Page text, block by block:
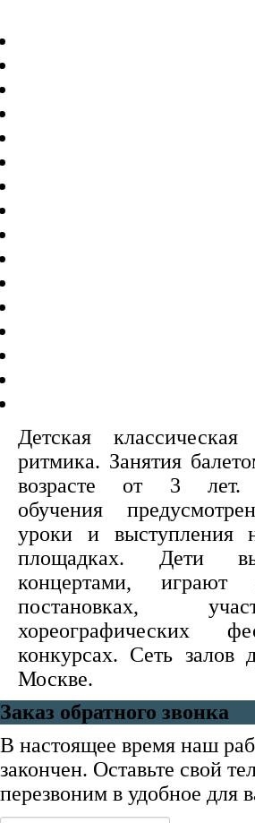
Детская классическая
ритмика. Занятия
возрасте от 3 лет.
обучения
уроки и выступления
площадках. Дети
концертами, играют
постановках,
хореографических
конкурсах. Сеть залов
Москве.
Заказ обратного звонка
В настоящее время наш
закончен. Оставьте свой
перезвоним в удобное для